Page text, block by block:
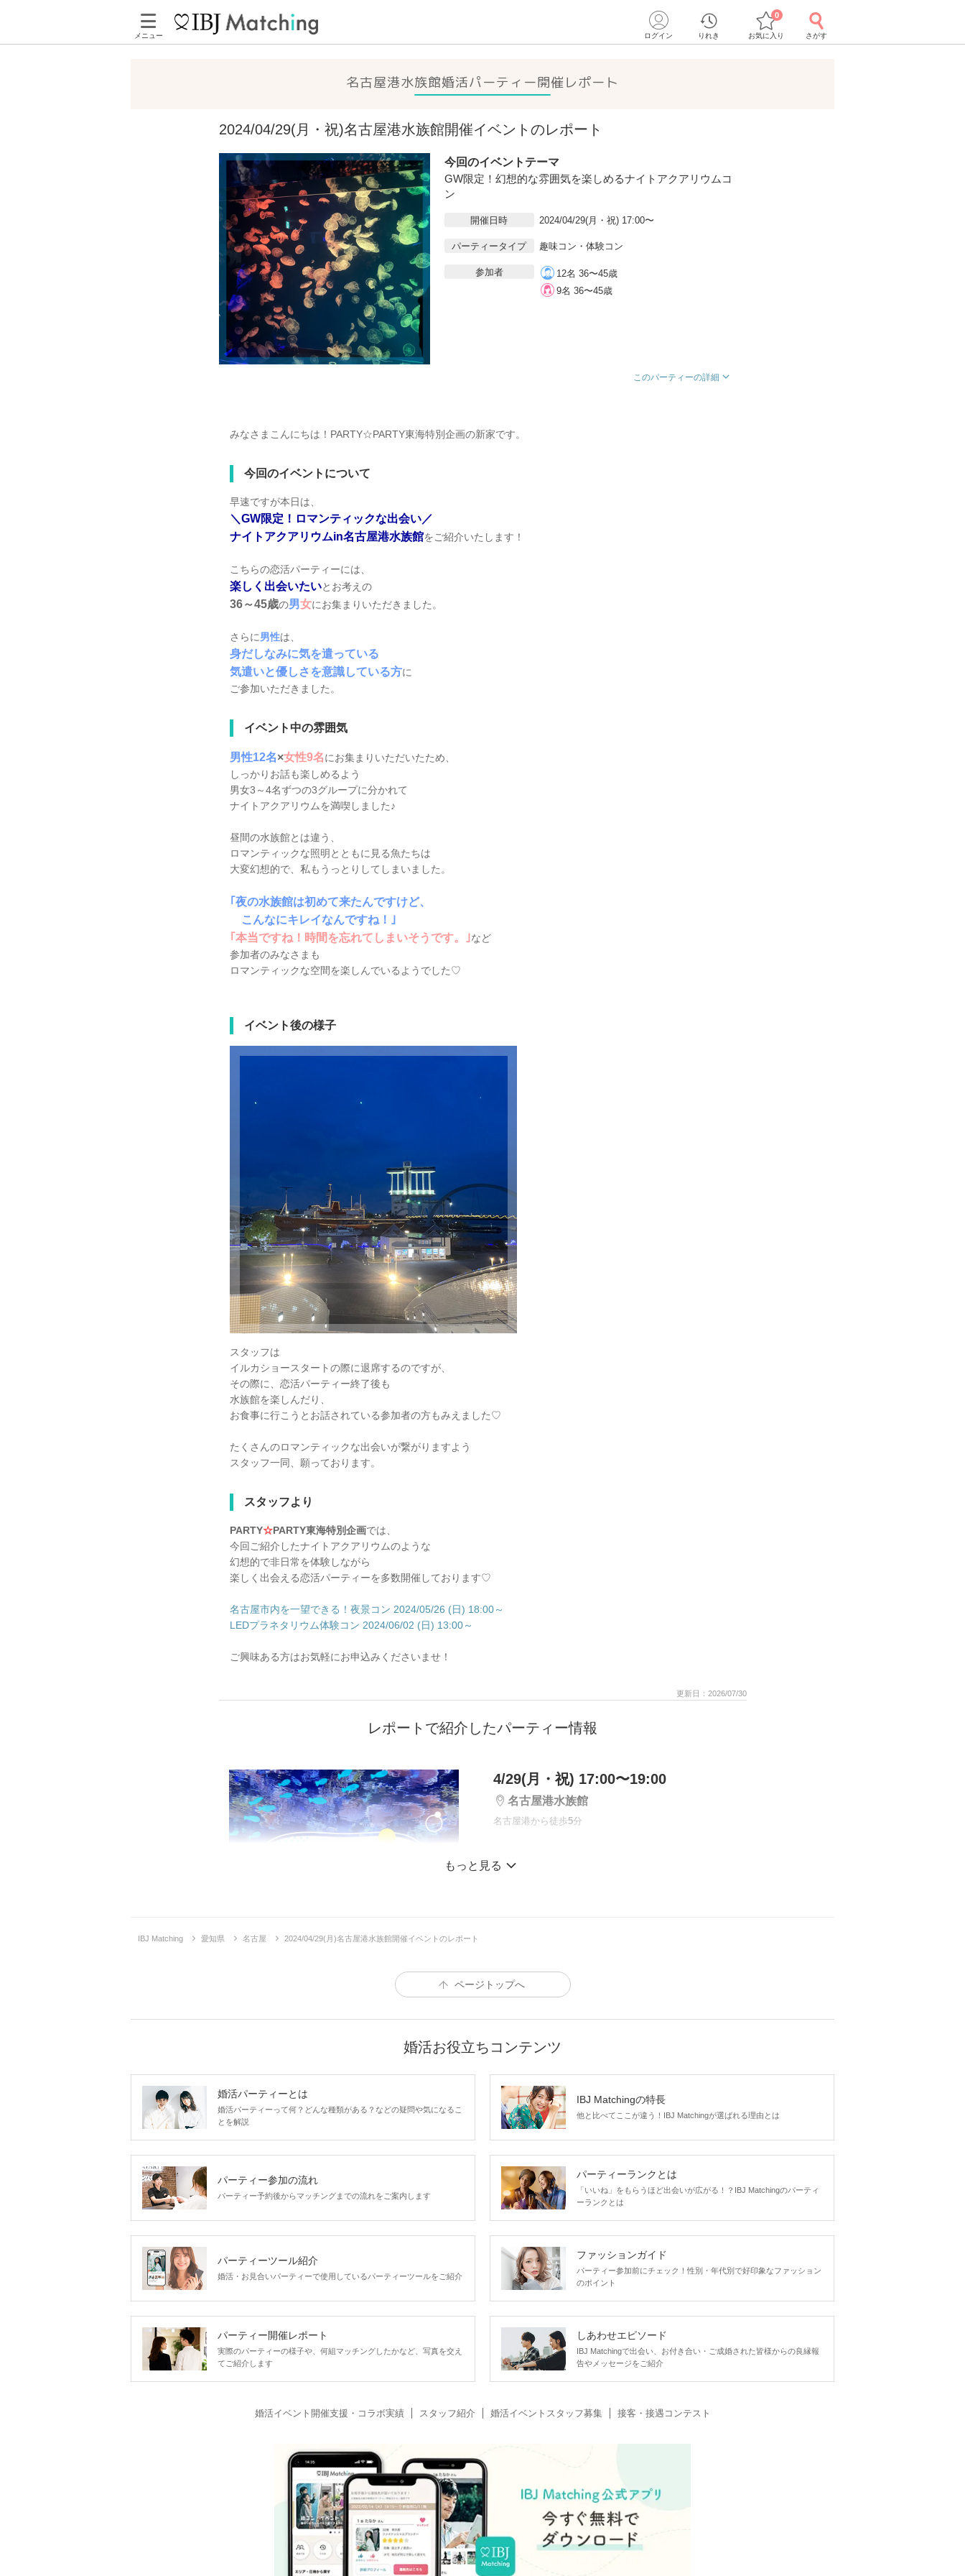
メニュー ログイン りれき お気に入り
0
さがす
名古屋港水族館婚活パーティー開催レポート
2024/04/29(月・祝)名古屋港水族館開催イベントのレポート
今回のイベントテーマ
GW限定！幻想的な雰囲気を楽しめるナイトアクアリウムコ
ン
開催日時 2024/04/29(月・祝) 17:00〜
パーティータイプ 趣味コン・体験コン
参加者
12名 36〜45歳
9名 36〜45歳
このパーティーの詳細
みなさまこんにちは！PARTY☆PARTY東海特別企画の新家です。
今回のイベントについて
早速ですが本日は、
＼ GW限定！ロマンティックな出会い／
ナイトアクアリウムin名古屋港水族館をご紹介いたします！
こちらの恋活パーティーには、
楽しく出会いたいとお考えの
36～45歳の男女にお集まりいただきました。
さらに男性は、
身だしなみに気を遣っている
気遣いと優しさを意識している方に
ご参加いただきました。
イベント中の雰囲気
男性12名×女性9名にお集まりいただいたため、
しっかりお話も楽しめるよう
男女3～4名ずつの3グループに分かれて
ナイトアクアリウムを満喫しました♪
昼間の水族館とは違う、
ロマンティックな照明とともに見る魚たちは
大変幻想的で、私もうっとりしてしまいました。
｢夜の水族館は初めて来たんですけど、
こんなにキレイなんですね！｣
｢本当ですね！時間を忘れてしまいそうです。｣など
参加者のみなさまも
ロマンティックな空間を楽しんでいるようでした♡
イベント後の様子
スタッフは
イルカショースタートの際に退席するのですが、
その際に、恋活パーティー終了後も
水族館を楽しんだり、
お食事に行こうとお話されている参加者の方もみえました♡
たくさんのロマンティックな出会いが繋がりますよう
スタッフ一同、願っております。
スタッフより
PARTY☆PARTY東海特別企画では、
今回ご紹介したナイトアクアリウムのような
幻想的で非日常を体験しながら
楽しく出会える恋活パーティーを多数開催しております♡
名古屋市内を一望できる！夜景コン 2024/05/26 (日) 18:00～
LEDプラネタリウム体験コン 2024/06/02 (日) 13:00～
ご興味ある方はお気軽にお申込みくださいませ！
更新日：2026/07/30
レポートで紹介したパーティー情報
4/29(月・祝) 17:00〜19:00
名古屋港水族館
名古屋港から徒歩5分
GW限定【既に20名以上が参加予
36〜45歳
性格 気遣いと優しさを意識してい
価値観 楽しく出会いたい
36〜45歳
価値観 楽しく出会いたい
3,500 円(税込み)
企画詳細
＼GW限定！ロマンティックな出会い／
ナイトアクアリウム
in名古屋港水族館
＼素敵な人に出会いた！／
身だしなみに気を遣っている
もっと見る
IBJ Matching 愛知県 名古屋 2024/04/29(月)名古屋港水族館開催イベントのレポート
ページトップへ
婚活お役立ちコンテンツ
婚活パーティーとは
婚活パーティーって何？どんな種類がある？などの疑問や気になるこ
とを解説
IBJ Matchingの特長
他と比べてここが違う！IBJ Matchingが選ばれる理由とは
パーティー参加の流れ
パーティー予約後からマッチングまでの流れをご案内します
パーティーランクとは
「いいね」をもらうほど出会いが広がる！？IBJ Matchingのパーティ
ーランクとは
パーティーツール紹介
婚活・お見合いパーティーで使用しているパーティーツールをご紹介
ファッションガイド
パーティー参加前にチェック！性別・年代別で好印象なファッション
のポイント
パーティー開催レポート
実際のパーティーの様子や、何組マッチングしたかなど、写真を交え
てご紹介します
しあわせエピソード
IBJ Matchingで出会い、お付き合い・ご成婚された皆様からの良縁報
告やメッセージをご紹介
婚活イベント開催支援・コラボ実績 スタッフ紹介 婚活イベントスタッフ募集 接客・接遇コンテスト